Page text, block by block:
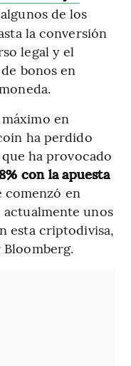
de los
la conversión
legal y el
bonos en
en
ha perdido
ha provocado
con la apuesta
comenzó en
actualmente unos
esta criptodivisa,